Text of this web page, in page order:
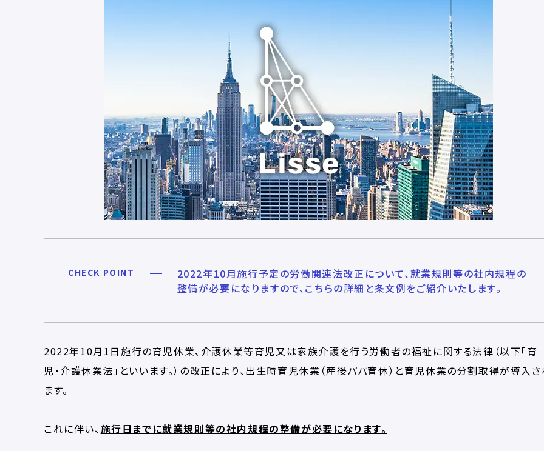
CHECK POINT
2022年10月施行予定の労働関連法改正について、就業規則等の社内規程の
整備が必要になりますので、​​​​こちらの詳細と条文例をご紹介いたします。
2022年10月1日施行の育児休業、介護休業等育児又は家族介護を行う労働者の福祉に関する法律（以下「育
児・介護休業法」といいます。）の改正により、出生時育児休業（産後パパ育休）と育児休業の分割取得が導入
ます。
これに伴い、施行日までに就業規則等の社内規程の整備が必要になります。